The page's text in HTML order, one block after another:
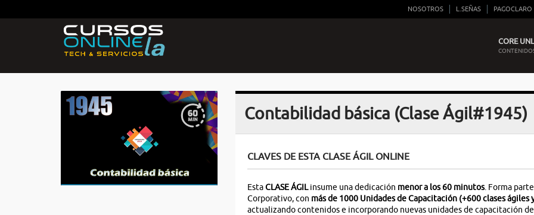
NOSOTROS L.SEÑAS PAGOCLARO
CORE
Contabilidad básica (Clase Ágil#1945)
CLAVES DE ESTA CLASE ÁGIL ONLINE
EstaCLASE ÁGILinsume una dedicación menor a los 60 minutos. Forma
Corporativo, con más de 1000 Unidades de Capacitación (+600 clases ágiles
actualizando contenidos e incorporando nuevas unidades de capacitación